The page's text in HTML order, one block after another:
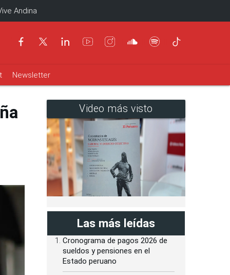
Andina
Newsletter
Video más visto
Las más leídas
Cronograma de pagos 2026 de
sueldos y pensiones en el
Estado peruano